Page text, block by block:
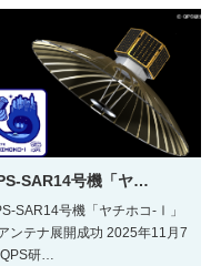
SAR14号機「ヤ…
SAR14号機「ヤチホコ-Ⅰ」
ンテナ展開成功 2025年11月7
研…